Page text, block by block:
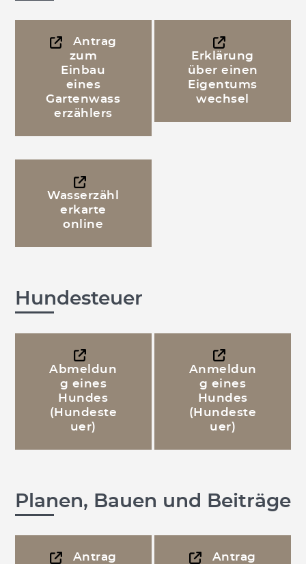
Antrag
zum
Einbau
eines
Gartenwass
erzählers
Erklärung
über einen
Eigentums
wechsel
Wasserzähl
erkarte
online
Hundesteuer
Abmeldun
g eines
Hundes
(Hundeste
uer)
Anmeldun
g eines
Hundes
(Hundeste
uer)
Planen, Bauen und Beiträge
Antrag
Antrag